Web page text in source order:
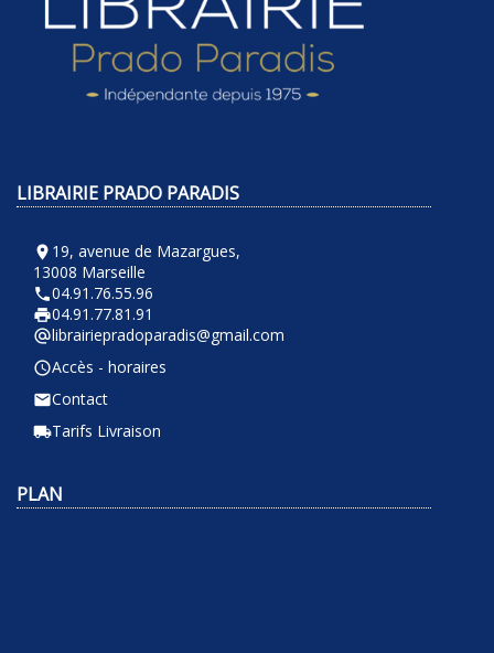
LIBRAIRIE PRADO PARADIS
room 19, avenue de Mazargues,
13008 Marseille
phone04.91.76.55.96
local_printshop04.91.77.81.91
alternate_emaillibrairiepradoparadis@gmail.com
query_builderAccès - horaires
emailContact
local_shippingTarifs Livraison
PLAN